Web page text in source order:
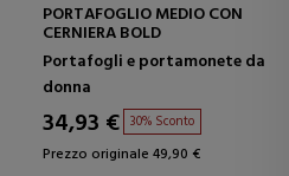
PORTAFOGLIO MEDIO CON
CERNIERA BOLD
Portafogli e portamonete da
donna
34,93 € 30% Sconto
Prezzo originale 49,90 €